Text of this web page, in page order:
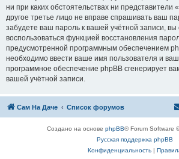
ни при каких обстоятельствах ни представители
другое третье лицо не вправе спрашивать ваш
забудете ваш пароль к вашей учётной записи, вы
воспользоваться функцией восстановления
предусмотренной программным обеспечением
необходимо ввести ваше имя пользователя и
программное обеспечение phpBB сгенерирует
вашей учётной записи.
Сам На Даче Список форумов
Создано на основе phpBB® Forum Software
Русская поддержка phpBB
Конфиденциальность|